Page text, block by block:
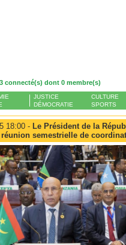
connecté(s) dont 0 membre(s)
JUSTICE
DÉMOCRATIE
CULTURE
SPORTS
18:00 - Le Président de la
semestrielle de